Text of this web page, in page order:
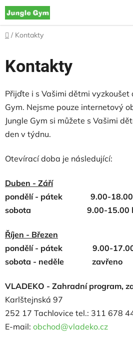
Přejít
na
obsah
Domů
/ Kontakty
Kontakty
Přijďte i s Vašimi dětmi vyzkoušet
Gym. Nejsme pouze internetový
Jungle Gym si můžete s Vašimi
den v týdnu.
Otevírací doba je následující:
Duben - Září
pondělí - pátek 9.00-18.00
sobota
9.00-15.00
Říjen - Březen
pondělí - pátek 9.00-17.00
sobota - neděle
zavřeno
VLADEKO - Zahradní program,
Karlštejnská 97
252 17 Tachlovice tel.: 311 678
E-mail: obchod@vladeko.cz